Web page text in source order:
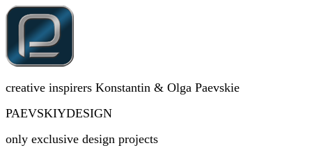
creative inspirers Konstantin & Olga Paevskie
PAEVSKIYDESIGN
only exclusive design projects